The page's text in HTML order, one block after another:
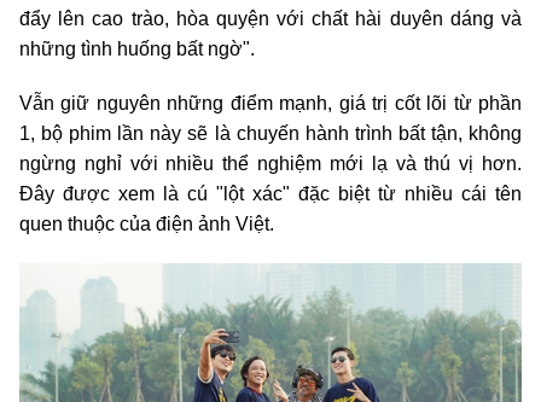
đẩy lên cao trào, hòa quyện với chất hài duyên dáng và
những tình huống bất ngờ".
Vẫn giữ nguyên những điểm mạnh, giá trị cốt lõi từ phần
1, bộ phim lần này sẽ là chuyến hành trình bất tận, không
ngừng nghỉ với nhiều thể nghiệm mới lạ và thú vị hơn.
Đây được xem là cú "lột xác" đặc biệt từ nhiều cái tên
quen thuộc của điện ảnh Việt.